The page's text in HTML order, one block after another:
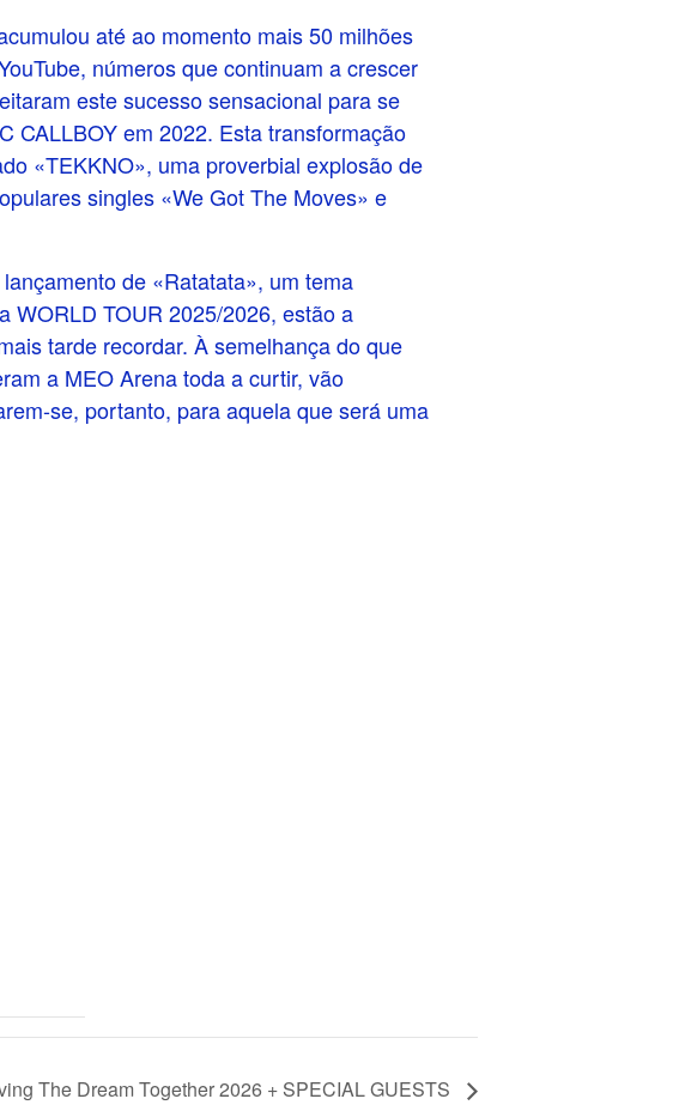
até ao momento mais 50 milhões
números que continuam a crescer
este sucesso sensacional para se
CALLBOY em 2022. Esta transformação
«TEKKNO», uma proverbial explosão de
singles «We Got The Moves» e
de «Ratatata», um tema
WORLD TOUR 2025/2026, estão a
tarde recordar. À semelhança do que
a MEO Arena toda a curtir, vão
se, portanto, para aquela que será uma
The Dream Together 2026 + SPECIAL GUESTS